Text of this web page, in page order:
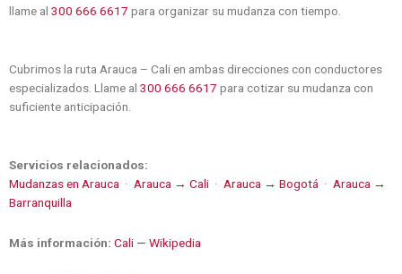
llame al 300 666 6617 para organizar su mudanza con tiempo.
Cubrimos la ruta Arauca – Cali en ambas direcciones con conductores
especializados. Llame al 300 666 6617 para cotizar su mudanza con
suficiente anticipación.
Servicios relacionados:
Mudanzas en Arauca · Arauca → Cali · Arauca → Bogotá · Arauca →
Barranquilla
Más información: Cali — Wikipedia